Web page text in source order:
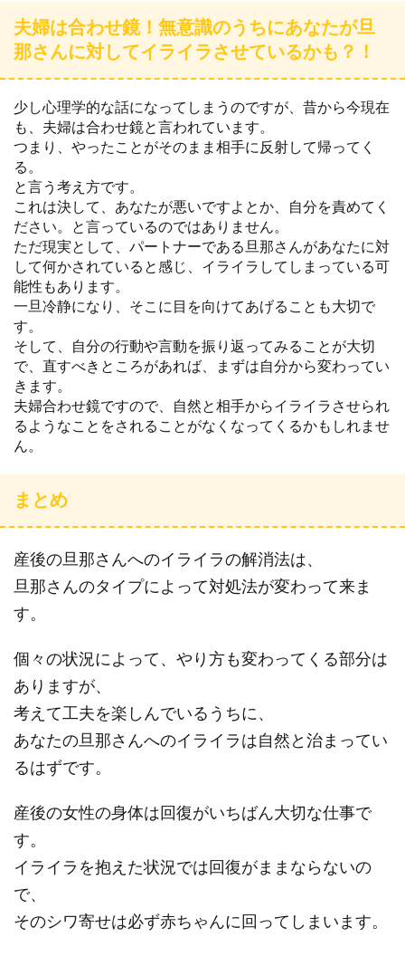
夫婦は合わせ鏡！無意識のうちにあなたが旦
那さんに対してイライラさせているかも？！
少し心理学的な話になってしまうのですが、昔から今現在
も、夫婦は合わせ鏡と言われています。
つまり、やったことがそのまま相手に反射して帰ってく
る。
と言う考え方です。
これは決して、あなたが悪いですよとか、自分を責めてく
ださい。と言っているのではありません。
ただ現実として、パートナーである旦那さんがあなたに対
して何かされていると感じ、イライラしてしまっている可
能性もあります。
一旦冷静になり、そこに目を向けてあげることも大切で
す。
そして、自分の行動や言動を振り返ってみることが大切
で、直すべきところがあれば、まずは自分から変わってい
きます。
夫婦合わせ鏡ですので、自然と相手からイライラさせられ
るようなことをされることがなくなってくるかもしれませ
ん。
まとめ
産後の旦那さんへのイライラの解消法は、
旦那さんのタイプによって対処法が変わって来ま
す。
個々の状況によって、やり方も変わってくる部分は
ありますが、
考えて工夫を楽しんでいるうちに、
あなたの旦那さんへのイライラは自然と治まってい
るはずです。
産後の女性の身体は回復がいちばん大切な仕事で
す。
イライラを抱えた状況では回復がままならないの
で、
そのシワ寄せは必ず赤ちゃんに回ってしまいます。